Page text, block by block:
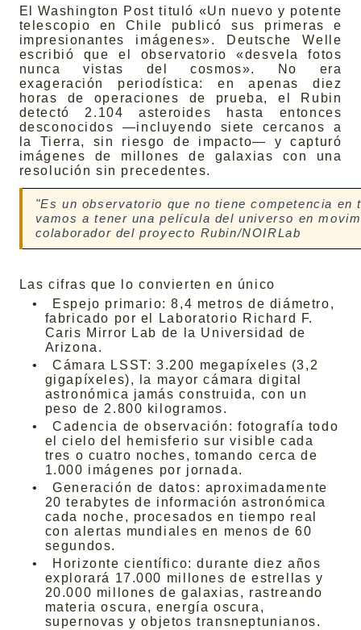
El Washington Post tituló «Un nuevo y potente
telescopio en Chile publicó sus primeras e
impresionantes imágenes». Deutsche Welle
escribió que el observatorio «desvela fotos
nunca vistas del cosmos». No era
exageración periodística: en apenas diez
horas de operaciones de prueba, el Rubin
detectó 2.104 asteroides hasta entonces
desconocidos —incluyendo siete cercanos a
la Tierra, sin riesgo de impacto— y capturó
imágenes de millones de galaxias con una
resolución sin precedentes.
"Es un observatorio que no tiene competencia en
vamos a tener una película del universo en
colaborador del proyecto Rubin/NOIRLab
Las cifras que lo convierten en único
•
Espejo primario: 8,4 metros de diámetro,
fabricado por el Laboratorio Richard F.
Caris Mirror Lab de la Universidad de
Arizona.
•
Cámara LSST: 3.200 megapíxeles (3,2
gigapíxeles), la mayor cámara digital
astronómica jamás construida, con un
peso de 2.800 kilogramos.
•
Cadencia de observación: fotografía todo
el cielo del hemisferio sur visible cada
tres o cuatro noches, tomando cerca de
1.000 imágenes por jornada.
•
Generación de datos: aproximadamente
20 terabytes de información astronómica
cada noche, procesados en tiempo real
con alertas mundiales en menos de 60
segundos.
•
Horizonte científico: durante diez años
explorará 17.000 millones de estrellas y
20.000 millones de galaxias, rastreando
materia oscura, energía oscura,
supernovas y objetos transneptunianos.